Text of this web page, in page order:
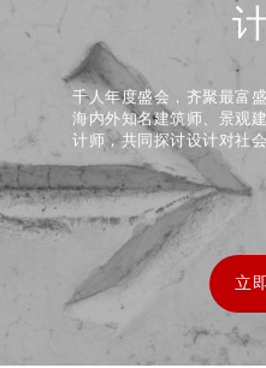
千人年度盛会，齐聚最富
海内外知名建筑师、景观
计师，共同探讨设计对社
立